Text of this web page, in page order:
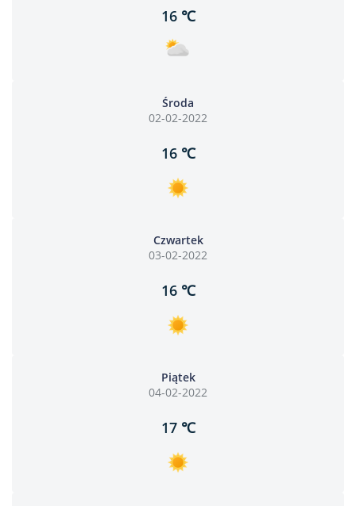
16 ℃
Środa
02-02-2022
16 ℃
Czwartek
03-02-2022
16 ℃
Piątek
04-02-2022
17 ℃